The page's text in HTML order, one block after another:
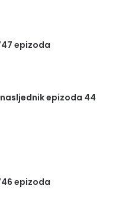
epizoda
epizoda 44
epizoda